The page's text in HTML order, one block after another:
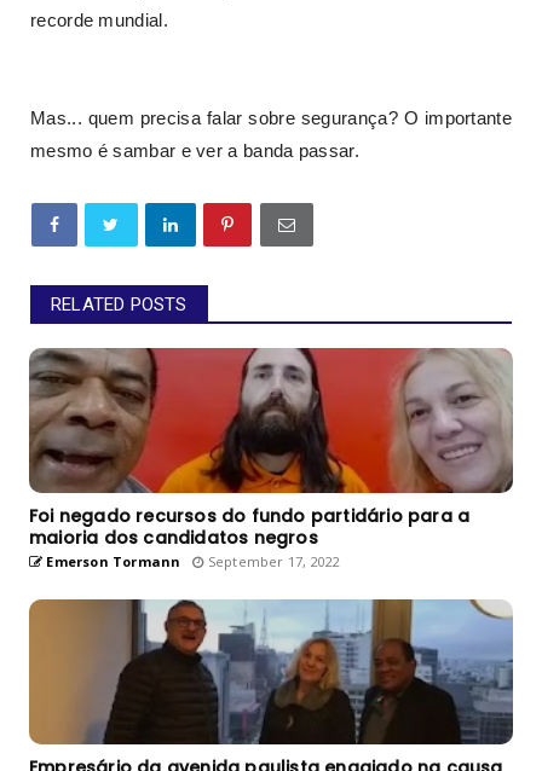
recorde mundial.
Mas... quem precisa falar sobre segurança? O importante
mesmo é sambar e ver a banda passar.
RELATED POSTS
Foi negado recursos do fundo partidário para a
maioria dos candidatos negros
Emerson Tormann September 17, 2022